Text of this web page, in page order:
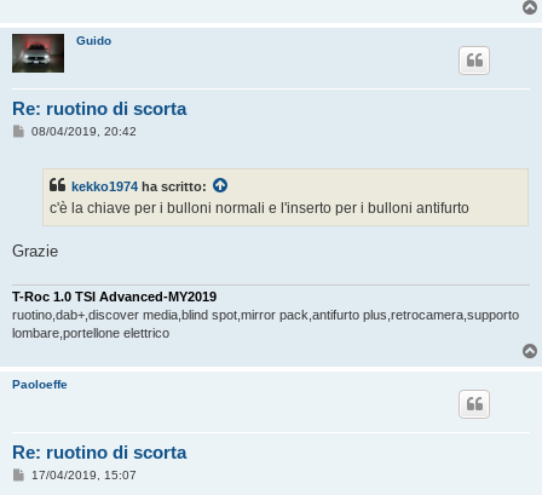
i
o
Guido
Re: ruotino di scorta
M
o
08/04/2019, 20:42
kekko1974 ha scritto:
c'è la chiave per i bulloni normali e l'inserto per i bulloni antifurto
Grazie
T-Roc 1.0 TSI Advanced-MY2019
ruotino,dab+,discover media,blind spot,mirror pack,antifurto plus,retrocamera,supporto
lombare,portellone elettrico
Paoloeffe
Re: ruotino di scorta
M
17/04/2019, 15:07